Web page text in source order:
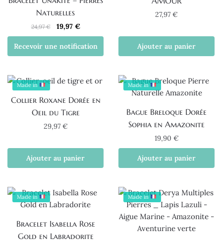
Naturelles
24,97€
Le
prix
initial
était :
19,97 €Le
prix
actuel
est :
Recevoir une notification
27,97€
Ajouter au panier
Made in
Collier Roxane Dorée en
Oeil du Tigre
29,97€
Ajouter au panier
Made in
Bague Breloque Dorée
Sophia en Amazonite
19,90 €
Ajouter au panier
Made in
Bracelet Isabella Rose
Gold en Labradorite
Made in